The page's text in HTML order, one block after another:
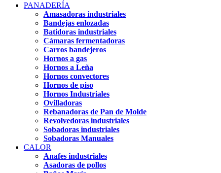
PANADERÍA
Amasadoras industriales
Bandejas enlozadas
Batidoras industriales
Cámaras fermentadoras
Carros bandejeros
Hornos a gas
Hornos a Leña
Hornos convectores
Hornos de piso
Hornos Industriales
Ovilladoras
Rebanadoras de Pan de Molde
Revolvedoras industriales
Sobadoras industriales
Sobadoras Manuales
CALOR
Anafes industriales
Asadoras de pollos